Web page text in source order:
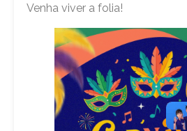
Venha viver a folia!